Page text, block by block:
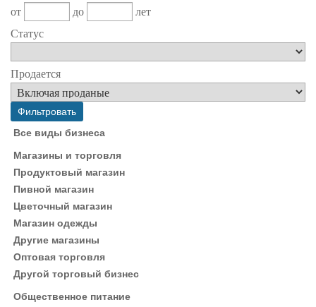
от
до
лет
Статус
Продается
Все виды бизнеса
Магазины и торговля
Продуктовый магазин
Пивной магазин
Цветочный магазин
Магазин одежды
Другие магазины
Оптовая торговля
Другой торговый бизнес
Общественное питание